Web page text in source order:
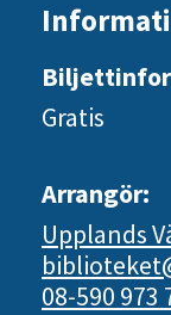
Gratis
Arrangör:
Upplands
08-590 973